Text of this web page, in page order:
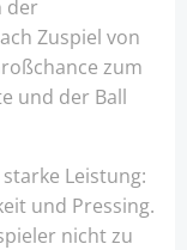
der
Zuspiel von
zum
und der Ball
Leistung:
und Pressing.
nicht zu